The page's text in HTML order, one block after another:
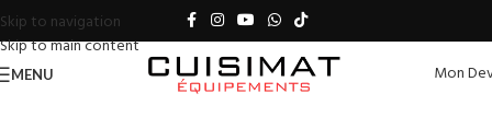
Skip to navigation
Skip to main content
MENU Mon